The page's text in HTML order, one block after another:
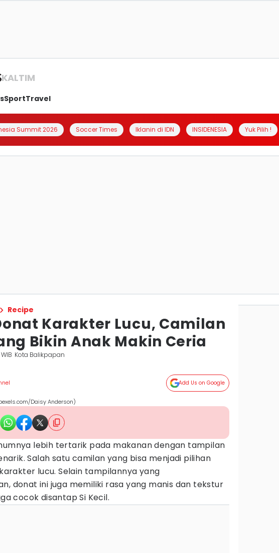
KALTIM
SportTravel
Summit 2026 Soccer Times Iklanin di IDN INSIDENESIA Yuk Pilih !
Recipe
Karakter Lucu, Camilan
Bikin Anak Makin Ceria
Kota Balikpapan
Add Us on Google
Daisy Anderson)
lebih tertarik pada makanan dengan tampilan
Salah satu camilan yang bisa menjadi pilihan
karakter lucu. Selain tampilannya yang
donat ini juga memiliki rasa yang manis dan tekstur
cocok disantap Si Kecil.